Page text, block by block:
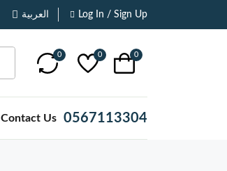
العربية Log In / Sign Up
0 0 0
Contact Us 0567113304